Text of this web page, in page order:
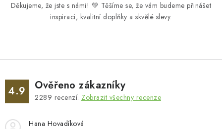
Děkujeme, že jste s námi! 💚 Těšíme se, že vám budeme přinášet
inspiraci, kvalitní doplňky a skvělé slevy.
4.9 Ověřeno zákazníky
2289 recenzí. Zobrazit všechny recenze
Hana Hovadíková